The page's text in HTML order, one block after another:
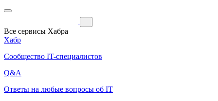
Все сервисы Хабра
Хабр
Сообщество IT-специалистов
Q&A
Ответы на любые вопросы об IT